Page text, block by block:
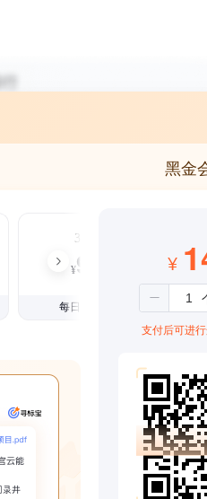
黑金
3个月
¥99
每日仅1.08元
¥
支付后可进